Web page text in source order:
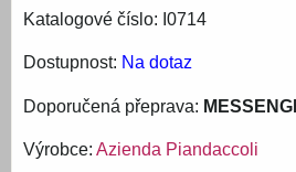
Katalogové číslo: I0714
Dostupnost: Na dotaz
Výrobce: Azienda Piandaccoli